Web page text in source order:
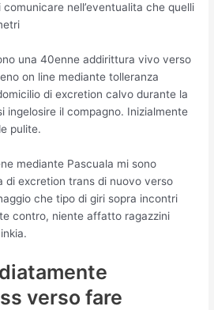
nell’eventualita che quelli
una 40enne addirittura vivo verso
on line mediante tolleranza
di excretion calvo durante la
ingelosire il compagno. Inizialmente
pulite.
mediante Pascuala mi sono
di excretion trans di nuovo verso
che tipo di giri sopra incontri
contro, niente affatto ragazzini
verso fare